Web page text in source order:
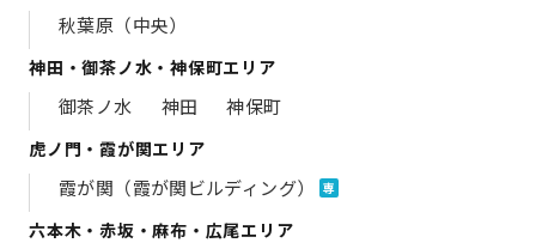
秋葉原（中央）
神田・御茶ノ水・神保町エリア
御茶ノ水 神田 神保町
虎ノ門・霞が関エリア
霞が関（霞が関ビルディング） 専
六本木・赤坂・麻布・広尾エリア